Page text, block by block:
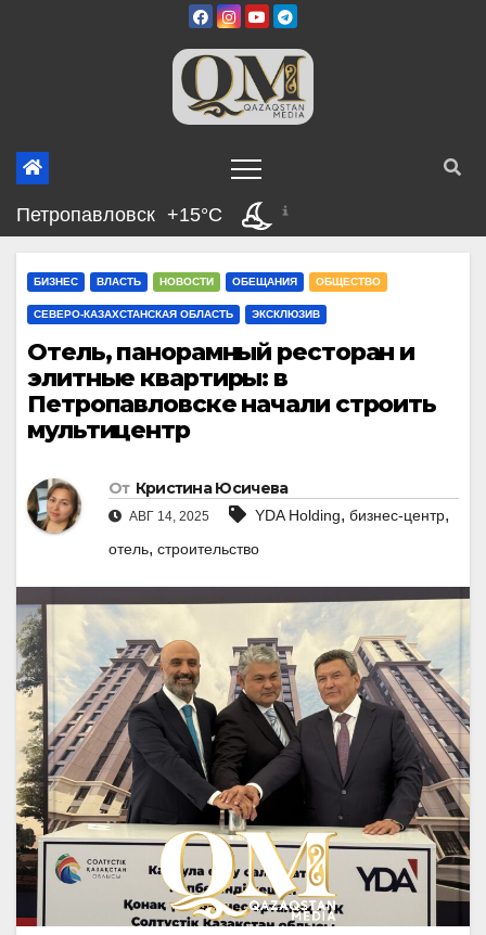
Петропавловск +15°C
БИЗНЕС ВЛАСТЬ НОВОСТИ ОБЕЩАНИЯ ОБЩЕСТВО
СЕВЕРО-КАЗАХСТАНСКАЯ ОБЛАСТЬ ЭКСКЛЮЗИВ
Отель, панорамный ресторан и
элитные квартиры: в
Петропавловске начали строить
мультицентр
От Кристина Юсичева
АВГ 14, 2025 YDA Holding, бизнес-центр,
отель, строительство